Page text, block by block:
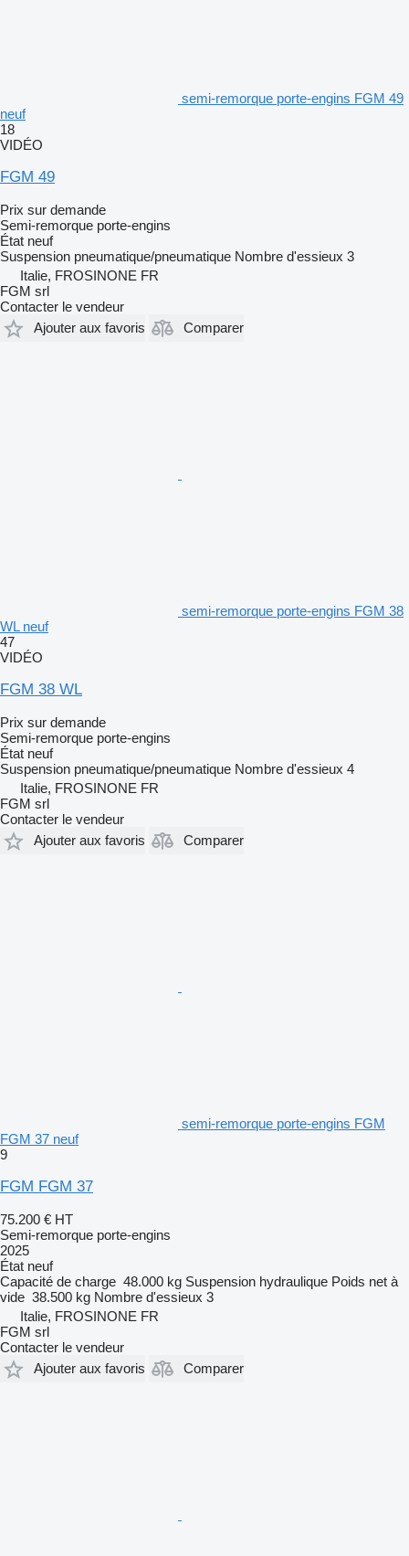
semi-remorque porte-engins FGM 49
neuf
18
VIDÉO
FGM 49
Prix sur demande
Semi-remorque porte-engins
État neuf
Suspension pneumatique/pneumatique Nombre d'essieux 3
Italie, FROSINONE FR
FGM srl
Contacter le vendeur
Ajouter aux favoris
Comparer
semi-remorque porte-engins FGM 38
WL neuf
47
VIDÉO
FGM 38 WL
Prix sur demande
Semi-remorque porte-engins
État neuf
Suspension pneumatique/pneumatique Nombre d'essieux 4
Italie, FROSINONE FR
FGM srl
Contacter le vendeur
Ajouter aux favoris
Comparer
semi-remorque porte-engins FGM
FGM 37 neuf
9
FGM FGM 37
75.200 € HT
Semi-remorque porte-engins
2025
État neuf
Capacité de charge 48.000 kg Suspension hydraulique Poids net à
vide 38.500 kg Nombre d'essieux 3
Italie, FROSINONE FR
FGM srl
Contacter le vendeur
Ajouter aux favoris
Comparer